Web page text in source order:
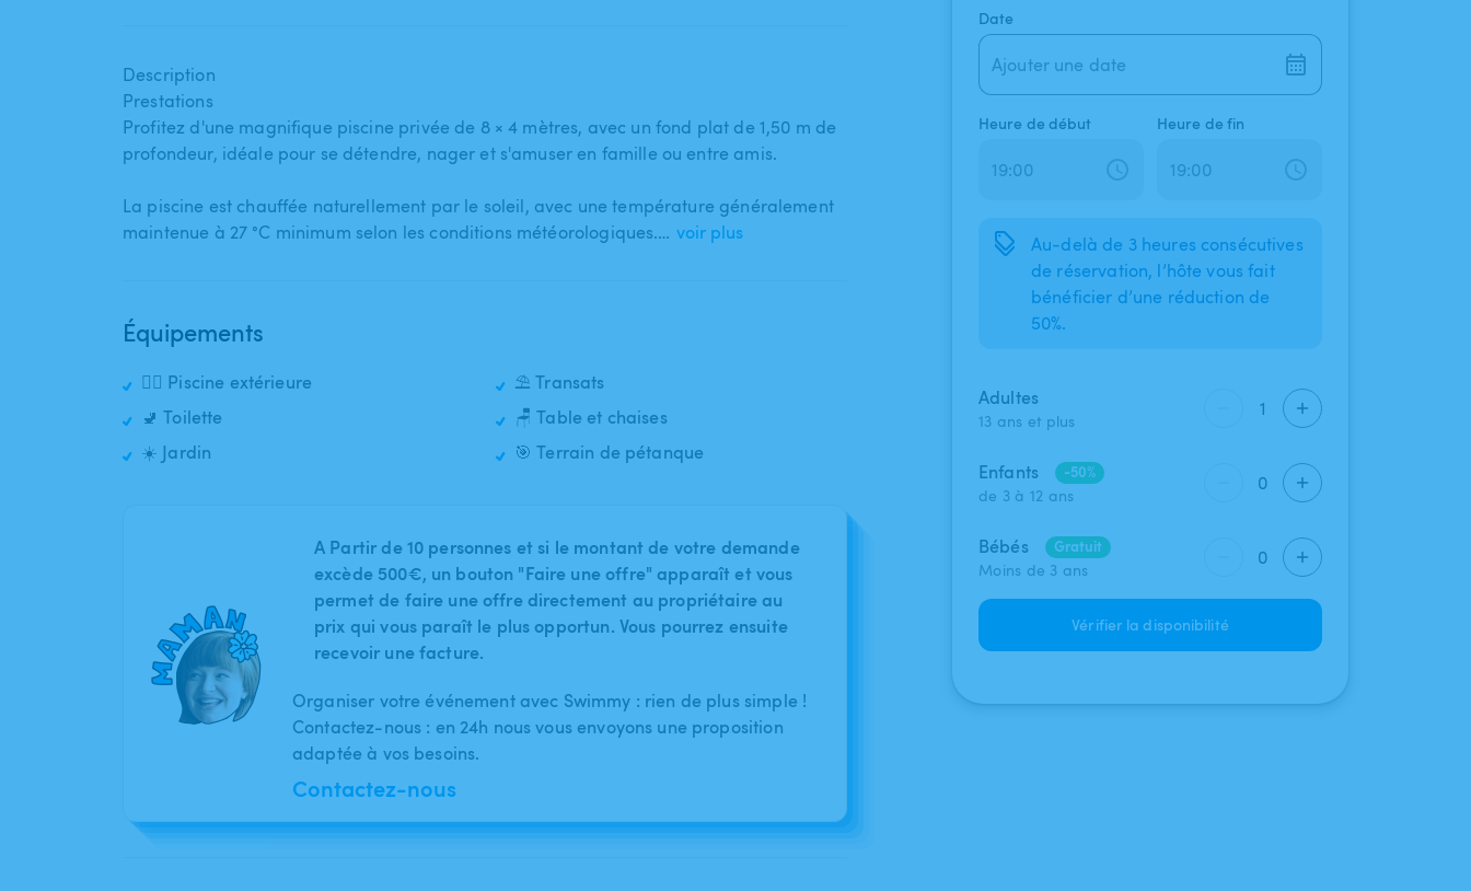
Description
Prestations
Profitez d'une magnifique piscine privée de 8 × 4 mètres​,​ avec un fond plat de 1​,​50 m de
profondeur​,​ idéale pour se détendre​,​ nager et s'amuser en famille ou entre amis.
La piscine est chauffée naturellement par le soleil​,​ avec une température généralement
maintenue à 27 °C minimum selon les conditions météorologiques.… voir plus
Équipements
🏊‍♂️ Piscine extérieure
🚽 Toilette
☀️ Jardin
⛱️ Transats
🪑 Table et chaises
🎯 Terrain de pétanque
A Partir de 10 personnes et si le montant de votre demande
excède 500€, un bouton "Faire une offre" apparaît et vous
permet de faire une offre directement au propriétaire au
prix qui vous paraît le plus opportun. Vous pourrez ensuite
recevoir une facture.
Organiser votre événement avec Swimmy : rien de plus simple !
Contactez-nous : en 24h nous vous envoyons une proposition
adaptée à vos besoins.
Contactez-nous
Date
Ajouter une date
Heure de début Heure de fin
Au-delà de 3 heures consécutives
de réservation, l’hôte vous fait
bénéficier d’une réduction de
50%.
Adultes
13 ans et plus
1
Enfants
-50%
de 3 à 12 ans
0
Bébés
Gratuit
Moins de 3 ans
0
Vérifier la disponibilité